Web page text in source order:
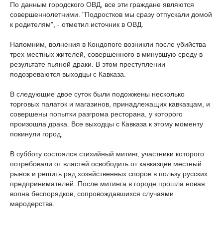
По данным городского ОВД, все эти граждане являются
совершеннолетними. "Подростков мы сразу отпускали домой
к родителям", - отметил источник в ОВД.
Напомним, волнения в Кондопоге возникли после убийства
трех местных жителей, совершенного в минувшую среду в
результате пьяной драки. В этом преступлении
подозреваются выходцы с Кавказа.
В следующие двое суток были подожжены несколько
торговых палаток и магазинов, принадлежащих кавказцам, и
совершены попытки разгрома ресторана, у которого
произошла драка. Все выходцы с Кавказа к этому моменту
покинули город.
В субботу состоялся стихийный митинг, участники которого
потребовали от властей освободить от кавказцев местный
рынок и решить ряд хозяйственных споров в пользу русских
предпринимателей. После митинга в городе прошла новая
волна беспорядков, сопровождавшихся случаями
мародерства.